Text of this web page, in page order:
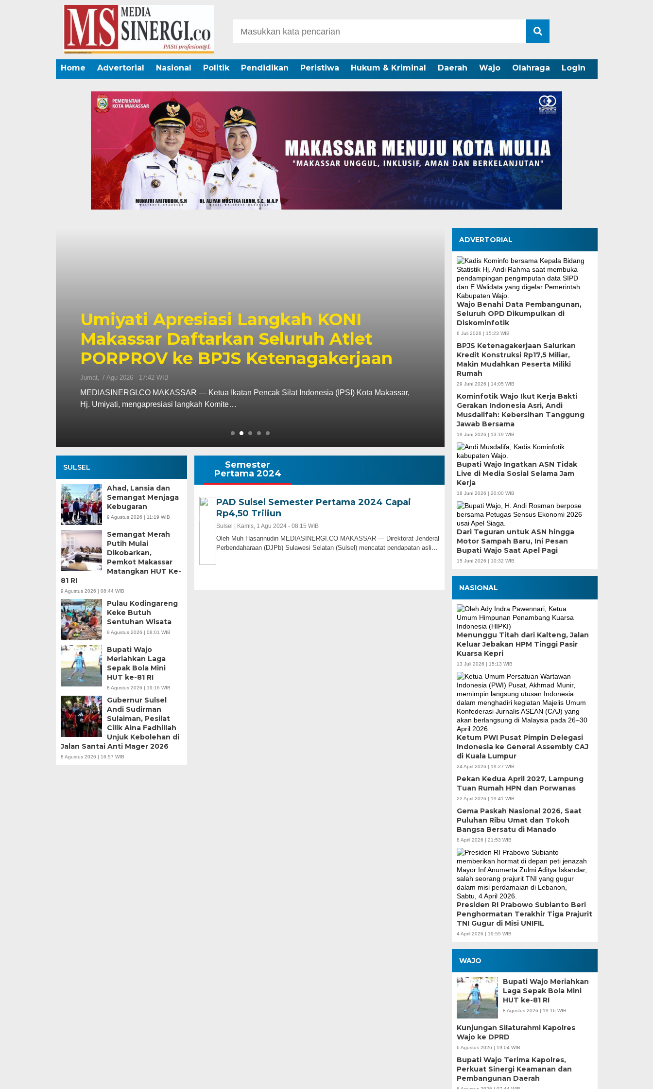
Home Advertorial Nasional Politik Pendidikan Peristiwa Hukum & Kriminal Daerah Wajo Olahraga Login
Bapenda Makassar Catat Surplus Rp130
Miliar, Realisasi Pendapatan Tembus
49 Persen
Jumat, 7 Agu 2026 - 13:53 WIB
MEDIASINERGI.CO MAKASSAR — Badan Pendapatan Daerah (Bapenda) Kota Makassar
mencatat kinerja pendapatan daerah pada triwulan II…
Pemkot Makassar
Berjalan,
Dibahas
Kamis, 6 Agu 2026 - 18:45 WIB
MEDIASINERGI.CO MAKASSAR — Wali Kota
Pemerintah Kota Makassar tetap membuka ruang
SULSEL
Ahad, Lansia dan
Semangat Menjaga
Kebugaran
9 Agustus 2026 | 11:19 WIB
Semangat Merah
Putih Mulai
Dikobarkan,
Pemkot Makassar
Matangkan HUT Ke-
81 RI
9 Agustus 2026 | 08:44 WIB
Pulau Kodingareng
Keke Butuh
Sentuhan Wisata
9 Agustus 2026 | 08:01 WIB
Bupati Wajo
Meriahkan Laga
Sepak Bola Mini
HUT ke-81 RI
8 Agustus 2026 | 19:16 WIB
Gubernur Sulsel
Andi Sudirman
Sulaiman, Pesilat
Cilik Aina Fadhillah
Unjuk Kebolehan di
Jalan Santai Anti Mager 2026
8 Agustus 2026 | 16:57 WIB
Semester
Pertama 2024
PAD Sulsel Semester Pertama 2024 Capai
Rp4,50 Triliun
Sulsel | Kamis, 1 Agu 2024 - 08:15 WIB
Oleh Muh Hasannudin MEDIASINERGI.CO MAKASSAR — Direktorat Jenderal
Perbendaharaan (DJPb) Sulawesi Selatan (Sulsel) mencatat pendapatan asli…
ADVERTORIAL
Wajo Benahi Data Pembangunan,
Seluruh OPD Dikumpulkan di
Diskominfotik
6 Juli 2026 | 15:23 WIB
BPJS Ketenagakerjaan Salurkan
Kredit Konstruksi Rp17,5 Miliar,
Makin Mudahkan Peserta Miliki
Rumah
29 Juni 2026 | 14:05 WIB
Kominfotik Wajo Ikut Kerja Bakti
Gerakan Indonesia Asri, Andi
Musdalifah: Kebersihan Tanggung
Jawab Bersama
19 Juni 2026 | 13:19 WIB
Bupati Wajo Ingatkan ASN Tidak
Live di Media Sosial Selama Jam
Kerja
18 Juni 2026 | 20:00 WIB
Dari Teguran untuk ASN hingga
Motor Sampah Baru, Ini Pesan
Bupati Wajo Saat Apel Pagi
15 Juni 2026 | 10:32 WIB
NASIONAL
Menunggu Titah dari Kalteng, Jalan
Keluar Jebakan HPM Tinggi Pasir
Kuarsa Kepri
13 Juli 2026 | 15:13 WIB
Ketum PWI Pusat Pimpin Delegasi
Indonesia ke General Assembly CAJ
di Kuala Lumpur
24 April 2026 | 19:27 WIB
Pekan Kedua April 2027, Lampung
Tuan Rumah HPN dan Porwanas
22 April 2026 | 19:41 WIB
Gema Paskah Nasional 2026, Saat
Puluhan Ribu Umat dan Tokoh
Bangsa Bersatu di Manado
8 April 2026 | 21:53 WIB
Presiden RI Prabowo Subianto Beri
Penghormatan Terakhir Tiga Prajurit
TNI Gugur di Misi UNIFIL
4 April 2026 | 19:55 WIB
WAJO
Bupati Wajo Meriahkan
Laga Sepak Bola Mini
HUT ke-81 RI
8 Agustus 2026 | 19:16 WIB
Kunjungan Silaturahmi Kapolres
Wajo ke DPRD
6 Agustus 2026 | 19:04 WIB
Bupati Wajo Terima Kapolres,
Perkuat Sinergi Keamanan dan
Pembangunan Daerah